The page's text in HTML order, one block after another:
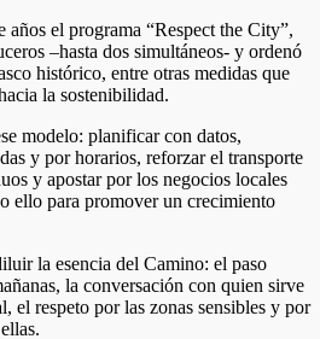
años el programa “Respect the City”,
–hasta dos simultáneos- y ordenó
histórico, entre otras medidas que
la sostenibilidad.
modelo: planificar con datos,
y por horarios, reforzar el transporte
y apostar por los negocios locales
ello para promover un crecimiento
la esencia del Camino: el paso
la conversación con quien sirve
el respeto por las zonas sensibles y por